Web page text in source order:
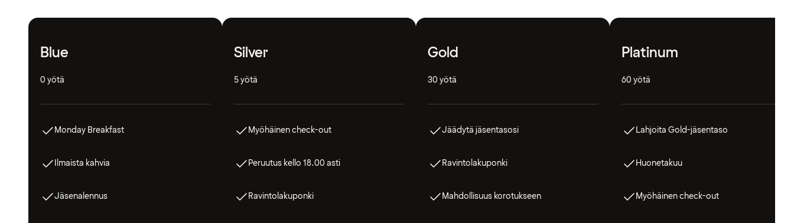
Blue
0 yötä
Monday Breakfast
Ilmaista kahvia
Jäsenalennus
Silver
5 yötä
Myöhäinen check-out
Peruutus kello 18.00 asti
Ravintolakuponki
Gold
30 yötä
Jäädytä jäsentasosi
Ravintolakuponki
Mahdollisuus korotukseen
Platinum
60 yötä
Lahjoita Gold-jäsentaso
Huonetakuu
Myöhäinen check-out